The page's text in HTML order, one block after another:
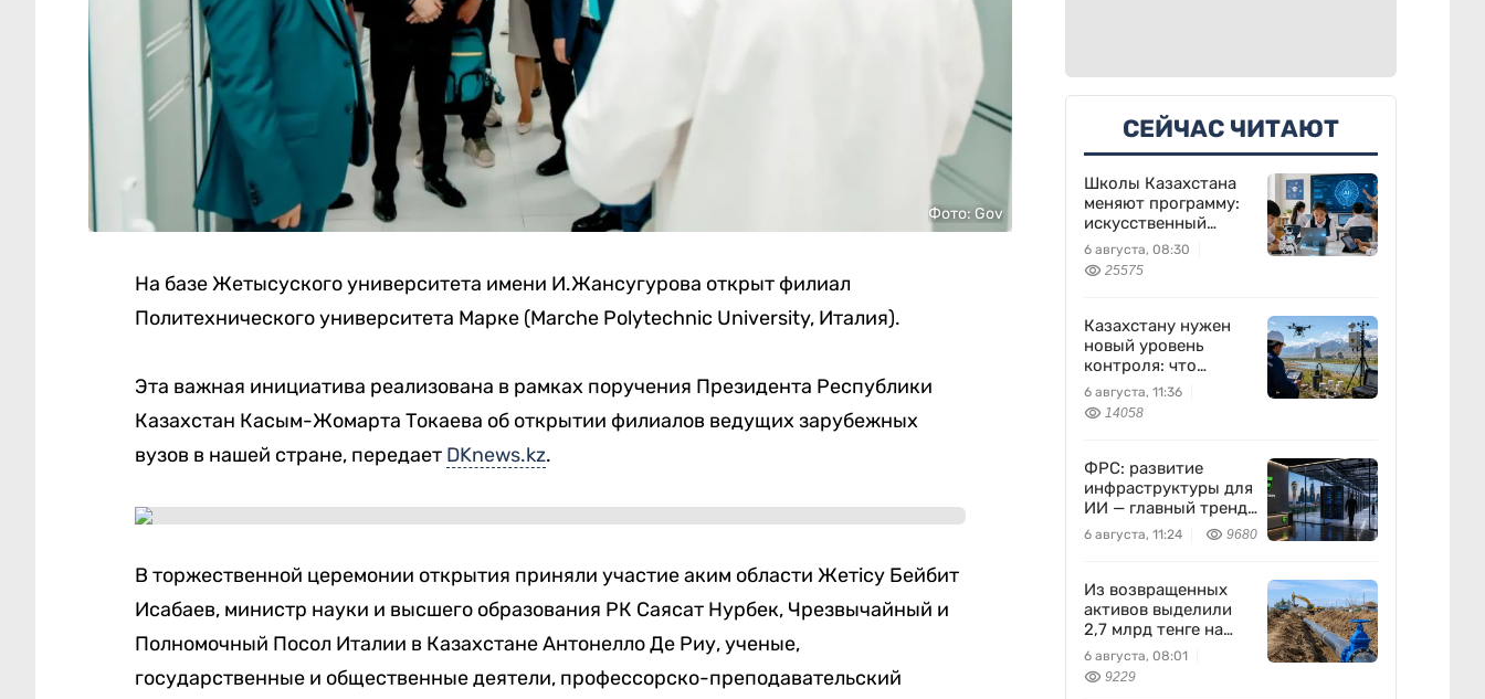
Фото: Gov
На базе Жетысуского университета имени И.Жансугурова открыт филиал
Политехнического университета Марке (Marche Polytechnic University, Италия).
Эта важная инициатива реализована в рамках поручения Президента Республики
Казахстан Касым-Жомарта Токаева об открытии филиалов ведущих зарубежных
вузов в нашей стране, передает DKnews.kz.
В торжественной церемонии открытия приняли участие аким области Жетісу Бейбит
Исабаев, министр науки и высшего образования РК Саясат Нурбек, Чрезвычайный и
Полномочный Посол Италии в Казахстане Антонелло Де Риу, ученые,
государственные и общественные деятели, профессорско-преподавательский
СЕЙЧАС ЧИТАЮТ
Школы Казахстана
меняют программу:
искусственный
интеллект станет
частью уроков с 1
класса
6 августа, 08:30
25575
Казахстану нужен
новый уровень
контроля: что
предлагают ученые
на фоне развития
атомной энергетики
6 августа, 11:36
14058
ФРС: развитие
инфраструктуры для
ИИ — главный тренд
мировой экономики.
Как в него
Freedom Holding
Corp.
6 августа, 11:24 9680
Из возвращенных
активов выделили
2,7 млрд тенге на
водоснабжение
6 августа, 08:01
9229